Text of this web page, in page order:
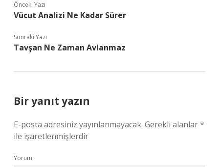
Önceki Yazı
Vücut Analizi Ne Kadar Sürer
Sonraki Yazı
Tavşan Ne Zaman Avlanmaz
Bir yanıt yazın
E-posta adresiniz yayınlanmayacak. Gerekli alanlar*
ile işaretlenmişlerdir
Yorum